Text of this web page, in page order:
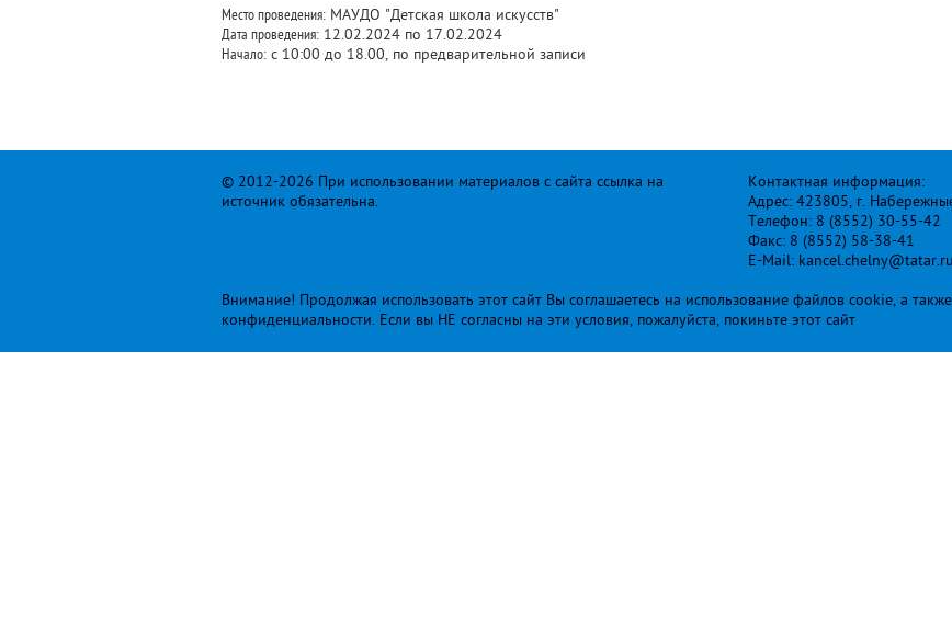
Место проведения: МАУДО "Детская школа искусств"
Дата проведения: 12.02.2024 по 17.02.2024
Начало: с 10:00 до 18.00, по предварительной записи
© 2012-2026 При использовании материалов с сайта ссылка на
источник обязательна.
Контактная информация:
Адрес: 423805, г.
Телефон: 8 (8552) 30-55-42
Факс: 8 (8552) 58-38-41
E-Mail: kancel.chelny@tatar.ru
Внимание! Продолжая использовать этот сайт Вы соглашаетесь на использование файлов cookie, а
конфиденциальности. Если вы НЕ согласны на эти условия, пожалуйста, покиньте этот сайт